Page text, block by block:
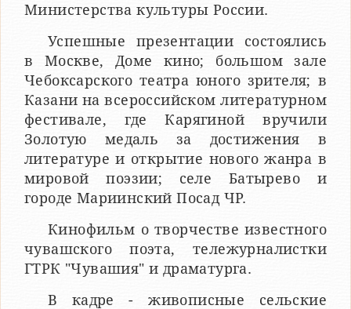
Министерства культуры России.
​Успешные презентации состоялись
в Москве, Доме кино; большом зале
Чебоксарского театра юного зрителя; в
Казани на всероссийском литературном
фестивале, где Карягиной вручили
Золотую медаль за достижения в
литературе и открытие нового жанра в
мировой поэзии; селе Батырево и
городе Мариинский Посад ЧР.
​Кинофильм о творчестве известного
чувашского поэта, тележурналистки​
ГТРК "Чувашия" и драматурга.
​В кадре - живописные сельские